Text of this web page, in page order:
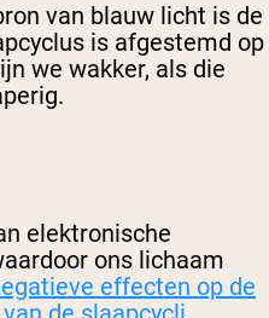
van blauw licht is de
is afgestemd op
we wakker, als die
elektronische
ons lichaam
effecten op de